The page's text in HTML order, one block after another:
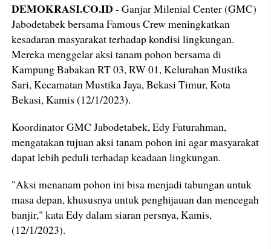
DEMOKRASI.CO.ID - Ganjar Milenial Center (GMC)
Jabodetabek bersama Famous Crew meningkatkan
kesadaran masyarakat terhadap kondisi lingkungan.
Mereka menggelar aksi tanam pohon bersama di
Kampung Babakan RT 03, RW 01, Kelurahan Mustika
Sari, Kecamatan Mustika Jaya, Bekasi Timur, Kota
Bekasi, Kamis (12/1/2023).
Koordinator GMC Jabodetabek, Edy Faturahman,
mengatakan tujuan aksi tanam pohon ini agar masyarakat
dapat lebih peduli terhadap keadaan lingkungan.
"Aksi menanam pohon ini bisa menjadi tabungan untuk
masa depan, khususnya untuk penghijauan dan mencegah
banjir," kata Edy dalam siaran persnya, Kamis,
(12/1/2023).